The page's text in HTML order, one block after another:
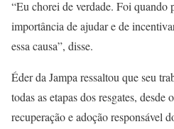
“Eu chorei de verdade. Foi quando
importância de ajudar e de
essa causa”, disse.
Éder da Jampa ressaltou que seu
todas as etapas dos resgates, desde
recuperação e adoção responsável